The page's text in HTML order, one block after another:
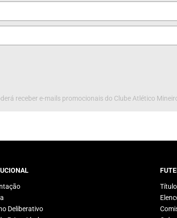
receber e-mails promocionais do Clube Atlético
Deliberativo